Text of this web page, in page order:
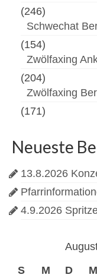
(246)
Schwechat
(154)
Zwölfaxing
(204)
Zwölfaxing
(171)
Neueste
13.8.2026
4.9.2026
S
M D M